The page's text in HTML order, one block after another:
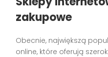
zakupowe
Obecnie, największą
online, które oferują